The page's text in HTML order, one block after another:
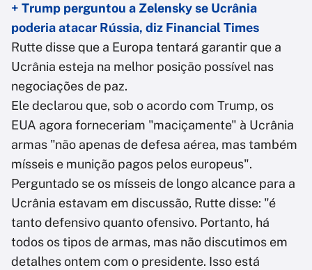
+ Trump perguntou a Zelensky se Ucrânia
poderia atacar Rússia, diz Financial Times
Rutte disse que a Europa tentará garantir que a
Ucrânia esteja na melhor posição possível nas
negociações de paz.
Ele declarou que, sob o acordo com Trump, os
EUA agora forneceriam "maciçamente" à Ucrânia
armas "não apenas de defesa aérea, mas também
mísseis e munição pagos pelos europeus".
Perguntado se os mísseis de longo alcance para a
Ucrânia estavam em discussão, Rutte disse: "é
tanto defensivo quanto ofensivo. Portanto, há
todos os tipos de armas, mas não discutimos em
detalhes ontem com o presidente. Isso está